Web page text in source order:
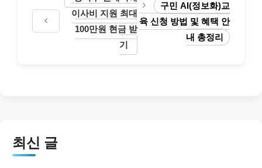
이사비 지원 최대
100만원 현금 받
기
구민 AI(정보화)교
육 신청 방법 및 혜택 안
내 총정리
최신 글